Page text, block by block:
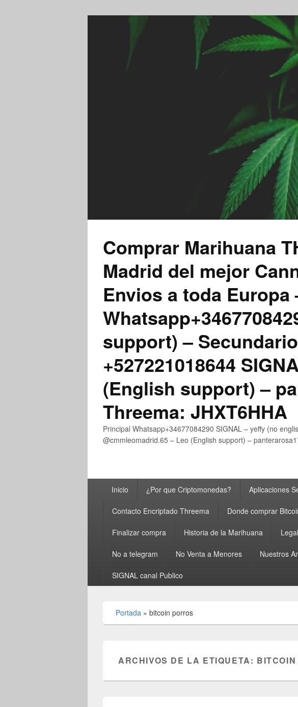
Comprar Marihuana
Madrid del mejor
Envios a toda Europa
support) –
+527221018644
(English support) –
Threema: JHXT6HHA
Principal Whatsapp+34677084290 SIGNAL – yeffy (no
@cmmleomadrid.65 – Leo (English support) –
principalInicio ¿Por que Criptomonedas? Aplicaciones
Contacto Encriptado Threema Donde comprar
Finalizar compra Historia de la Marihuana
No a telegram No Venta a Menores Nuestros
SIGNAL canal Publico
Portada » bitcoin porros
ARCHIVOS DE LA ETIQUETA: BITCOIN